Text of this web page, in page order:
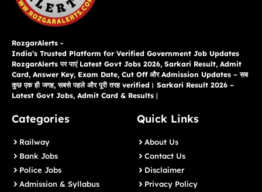
RozgarAlerts -
India’s Trusted Platform for Verified Government Job Updates
RozgarAlerts पर पाएं Latest Govt Jobs 2026, Sarkari Result, Admit
Card, Answer Key, Exam Date, Cut Off और Admission Updates – सब
कुछ एक ही जगह, सबसे पहले और पूरी तरह verified। Sarkari Result 2026 –
Latest Govt Jobs, Admit Card & Results |
Categories
Railway
Bank Jobs
Police Jobs
Admission & Syllabus
Quick Links
About Us
Contact Us
Disclaimer
Privacy Policy